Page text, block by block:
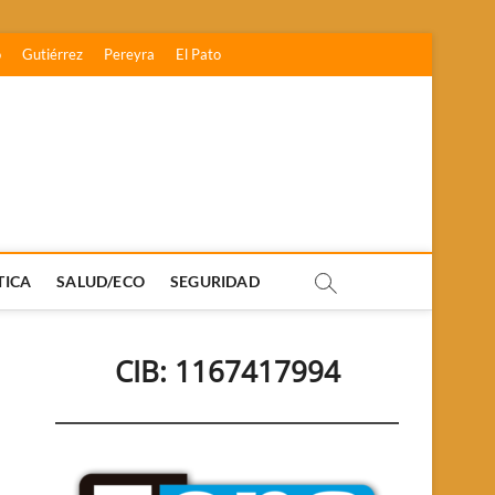
Gutiérrez Pereyra El Pato
SALUD/ECO SEGURIDAD
CIB: 1167417994